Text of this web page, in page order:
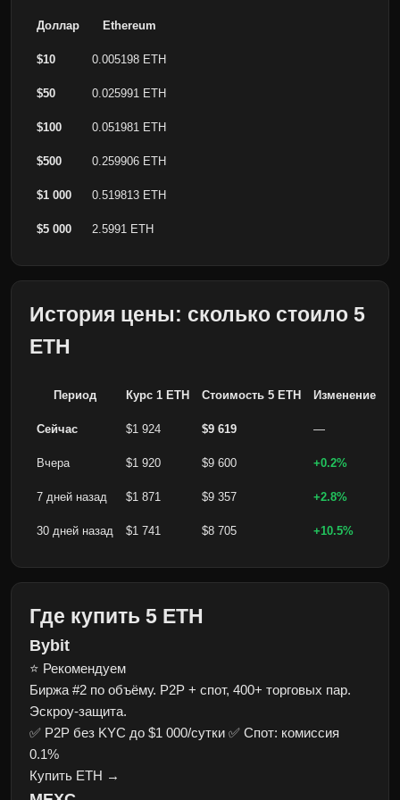
Доллар Ethereum
$10 0.005198 ETH
$50 0.025991 ETH
$100 0.051981 ETH
$500 0.259906 ETH
$1 000 0.519813 ETH
$5 000 2.5991 ETH
История цены: сколько стоило 5
ETH
Период Курс 1 ETH Стоимость 5 ETH Изменение
Сейчас $1 924 $9 619 —
Вчера $1 920 $9 600 +0.2%
7 дней назад $1 871 $9 357 +2.8%
30 дней назад $1 741 $8 705 +10.5%
Где купить 5 ETH
Bybit
⭐ Рекомендуем
Биржа #2 по объёму. P2P + спот, 400+ торговых пар.
Эскроу-защита.
✅ P2P без KYC до $1 000/сутки ✅ Спот: комиссия
0.1%
Купить ETH →